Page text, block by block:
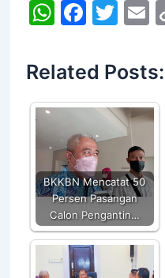
W
at
s
A
p
p
F
c
e
b
o
o
k
T
itt
er
E
ai
l
Related Posts:
BKKBN Mencatat 50
Persen Pasangan
Calon Pengantin…